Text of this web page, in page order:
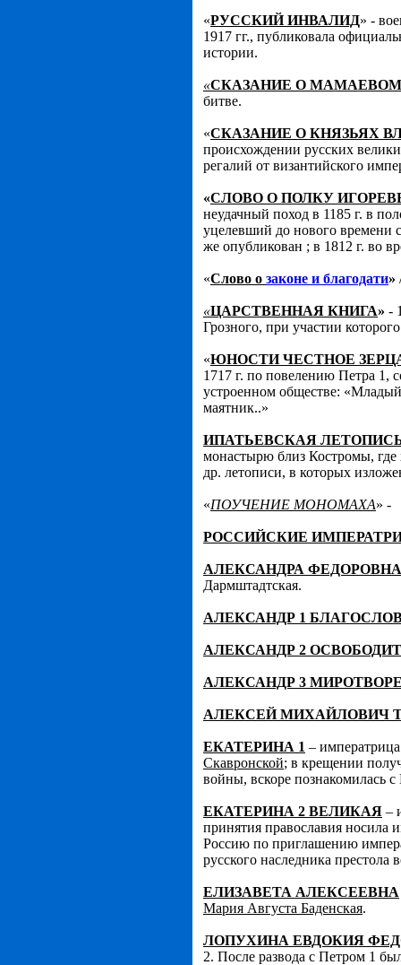
«РУССКИЙ ИНВАЛИД» -
1917 гг., публиковала
истории.
«СКАЗАНИЕ О
битве.
«СКАЗАНИЕ О КНЯЗЬЯХ
происхождении русских
регалий от византийского
«СЛОВО О ПОЛКУ
неудачный поход в 1185 г. в
уцелевший до нового
же опубликован ; в 1812 г. во
«Слово о законе и благодати»
«ЦАРСТВЕННАЯ КНИГА» -
Грозного, при участии
«ЮНОСТИ ЧЕСТНОЕ
1717 г. по повелению Петра 1,
устроенном обществе:
маятник..»
ИПАТЬЕВСКАЯ
монастырю близ Костромы, где
др. летописи, в которых
«ПОУЧЕНИЕ МОНОМАХА» -
РОССИЙСКИЕ
АЛЕКСАНДРА ФЕДОРОВНА
Дармштадтская.
АЛЕКСАНДР 1
АЛЕКСАНДР 2
АЛЕКСАНДР 3
АЛЕКСЕЙ МИХАЙЛОВИЧ
ЕКАТЕРИНА 1 –
Скавронской; в крещении
войны, вскоре познакомилась
ЕКАТЕРИНА 2 ВЕЛИКАЯ –
принятия православия носила
Россию по приглашению
русского наследника
ЕЛИЗАВЕТА АЛЕКСЕЕВНА
Мария Августа Баденская.
ЛОПУХИНА ЕВДОКИЯ
2. После развода с Петром 1